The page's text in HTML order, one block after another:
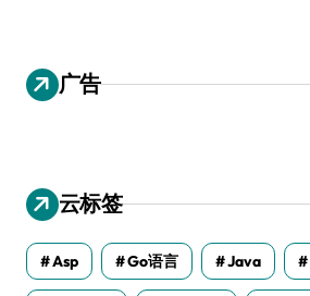
广告
云标签
Asp Go语言 Java